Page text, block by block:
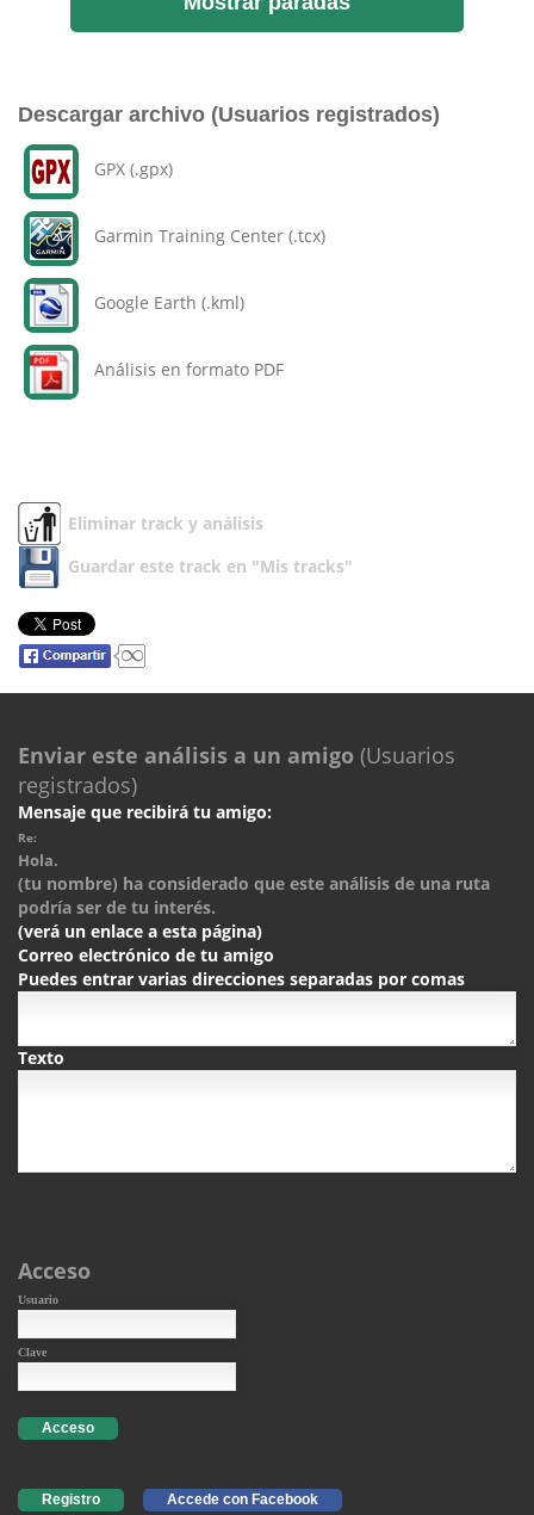
Descargar archivo (Usuarios registrados)
GPX (.gpx)
Garmin Training Center (.tcx)
Google Earth (.kml)
Análisis en formato PDF
Eliminar track y análisis
Guardar este track en "Mis tracks"
Enviar este análisis a un amigo (Usuarios
registrados)
Mensaje que recibirá tu amigo:
Re:
Hola.
(tu nombre) ha considerado que este análisis de una ruta
podría ser de tu interés.
(verá un enlace a esta página)
Correo electrónico de tu amigo
Puedes entrar varias direcciones separadas por comas
Texto
Acceso
Usuario
Clave
Acceso
Registro Accede con Facebook